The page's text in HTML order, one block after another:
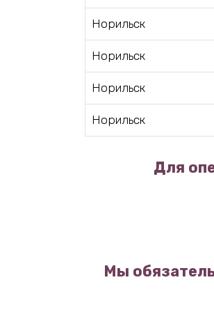
Норильск
Норильск
Норильск
Норильск
Для
Мы